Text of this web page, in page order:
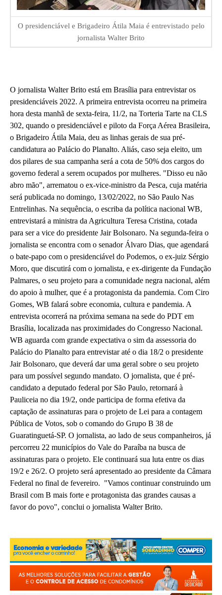
O presidenciável e Brigadeiro Átila Maia é entrevistado pelo
jornalista Walter Brito
O jornalista Walter Brito está em Brasília para entrevistar os
presidenciáveis 2022. A primeira entrevista ocorreu na primeira
hora desta manhã de sexta-feira, 11/2, na Torteria Tarte na CLS
302, quando o presidenciável e piloto da Força Aérea Brasileira,
o Brigadeiro Átila Maia, deu as linhas gerais de sua pré-
candidatura ao Palácio do Planalto. Aliás, caso seja eleito, um
dos pilares de sua campanha será a cota de 50% dos cargos do
governo federal a serem ocupados por mulheres. "Disso eu não
abro mão", arrematou o ex-vice-ministro da Pesca, cuja matéria
será publicada no domingo, 13/02/2022, no São Paulo Nas
Entrelinhas. Na sequência, o escriba da política nacional WB,
entrevistará a ministra da Agricultura Teresa Cristina, cotada
para ser a vice do presidente Jair Bolsonaro. Na segunda-feira o
jornalista se encontra com o senador Álvaro Dias, que agendará
o bate-papo com o presidenciável do Podemos, o ex-juiz Sérgio
Moro, que discutirá com o jornalista, e ex-dirigente da Fundação
Palmares, o seu projeto para a comunidade negra nacional, além
do apoio à mulher, que é a protagonista da pandemia. Com Ciro
Gomes, WB falará sobre economia, cultura e pandemia. A
entrevista ocorrerá na próxima semana na sede do PDT em
Brasília, localizada nas proximidades do Congresso Nacional.
WB aguarda com grande expectativa o sim da assessoria do
Palácio do Planalto para entrevistar até o dia 18/2 o presidente
Jair Bolsonaro, que deverá dar uma geral sobre o seu projeto
para um possível segundo mandato. O jornalista, que é pré-
candidato a deputado federal por São Paulo, retornará à
Pauliceia no dia 19/2, onde participa de forma efetiva da
captação de assinaturas para o projeto de Lei para a contagem
Pública de Votos, sob o comando do Grupo B 38 de
Guaratinguetá-SP. O jornalista, ao lado de seus companheiros, já
percorreu 22 municípios do Vale do Paraíba na busca de
assinaturas para o projeto. Ele continuará sua luta entre os dias
19/2 e 26/2. O projeto será apresentado ao presidente da Câmara
Federal no final de fevereiro. "Vamos continuar construindo um
Brasil com B mais forte e protagonista das grandes causas a
favor do povo", conclui o jornalista Walter Brito.